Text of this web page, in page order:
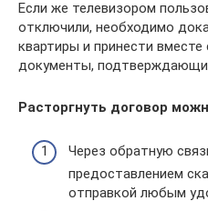
Если же телевизором
отключили, необходимо
квартиры и принести
документы,
Расторгнуть договор
Через обратную
предоставлением
отправкой любым